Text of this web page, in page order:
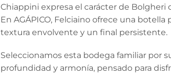
Chiappini expresa el carácter de Bolgheri
En AGÁPICO, Felciaino ofrece una botella
textura envolvente y un final persistente.
Seleccionamos esta bodega familiar por
profundidad y armonía, pensado para